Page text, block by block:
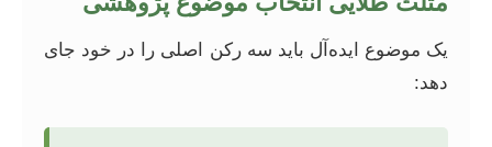
یک موضوع ایده‌آل باید سه رکن اصلی را در خود جای
دهد: